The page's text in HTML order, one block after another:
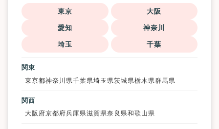
東京 大阪
愛知 神奈川
埼玉 千葉
関東
東京都神奈川県千葉県埼玉県茨城県栃木県群馬県
関西
大阪府京都府兵庫県滋賀県奈良県和歌山県